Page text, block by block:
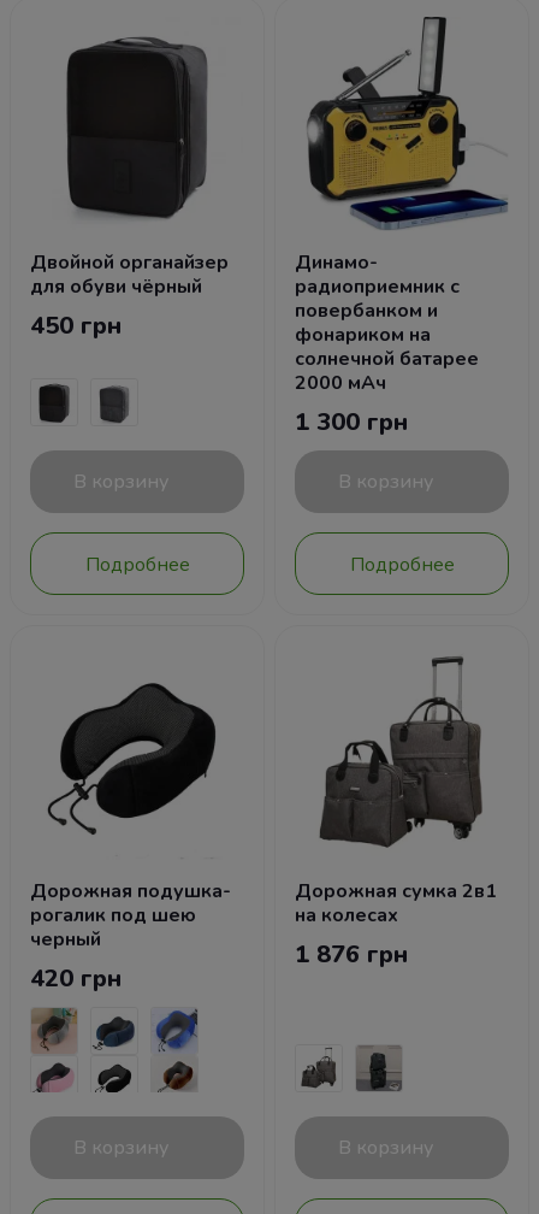
Двойной органайзер
для обуви чёрный
450 грн
В корзину
Подробнее
Динамо-
радиоприемник с
повербанком и
фонариком на
солнечной батарее
2000 мАч
1 300 грн
В корзину
Подробнее
Дорожная подушка-
рогалик под шею
черный
420 грн
В корзину
Дорожная сумка 2в1
на колесах
1 876 грн
В корзину